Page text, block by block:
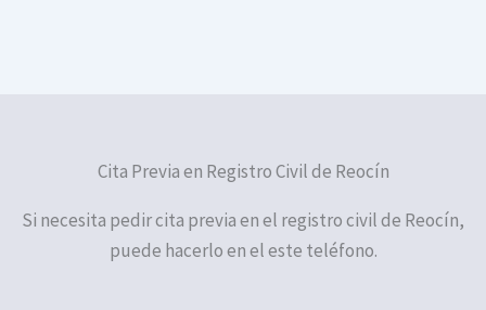
Cita Previa en Registro Civil de Reocín
Si necesita pedir cita previa en el registro civil de Reocín,
puede hacerlo en el este teléfono.